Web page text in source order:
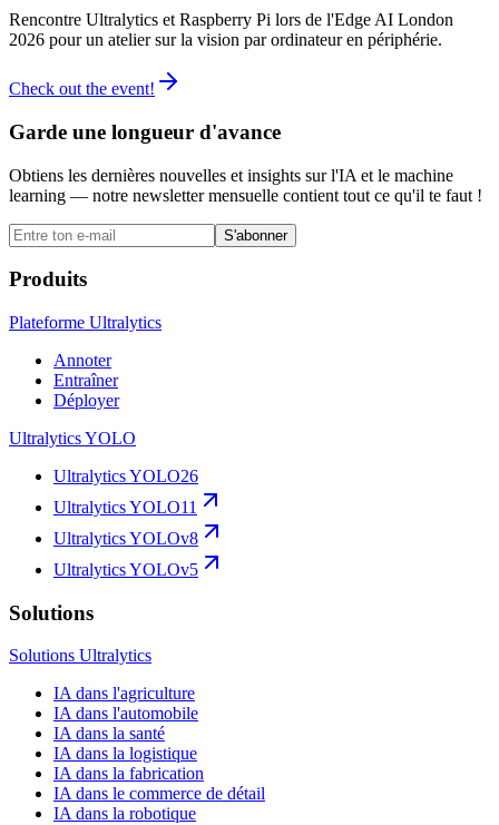
Rencontre Ultralytics et Raspberry Pi lors de l'Edge AI London
2026 pour un atelier sur la vision par ordinateur en périphérie.
Check out the event!
Garde une longueur d'avance
Obtiens les dernières nouvelles et insights sur l'IA et le machine
learning — notre newsletter mensuelle contient tout ce qu'il te faut !
S'abonner
Produits
Plateforme Ultralytics
Annoter
Entraîner
Déployer
Ultralytics YOLO
Ultralytics YOLO26
Ultralytics YOLO11
Ultralytics YOLOv8
Ultralytics YOLOv5
Solutions
Solutions Ultralytics
IA dans l'agriculture
IA dans l'automobile
IA dans la santé
IA dans la logistique
IA dans la fabrication
IA dans le commerce de détail
IA dans la robotique